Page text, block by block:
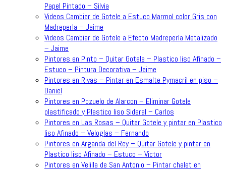
Papel Pintado – Silvia
Videos Cambiar de Gotele a Estuco Marmol color Gris con
Madreperla – Jaime
Videos Cambiar de Gotele a Efecto Madreperla Metalizado
– Jaime
Pintores en Pinto – Quitar Gotele – Plastico liso Afinado –
Estuco – Pintura Decorativa – Jaime
Pintores en Rivas – Pintar en Esmalte Pymacril en piso –
Daniel
Pintores en Pozuelo de Alarcon – Eliminar Gotele
plastificado y Plastico liso Sideral – Carlos
Pintores en Las Rosas – Quitar Gotele y pintar en Plastico
liso Afinado – Veloglas – Fernando
Pintores en Arganda del Rey – Quitar Gotele y pintar en
Plastico liso Afinado – Estuco – Victor
Pintores en Velilla de San Antonio – Pintar chalet en